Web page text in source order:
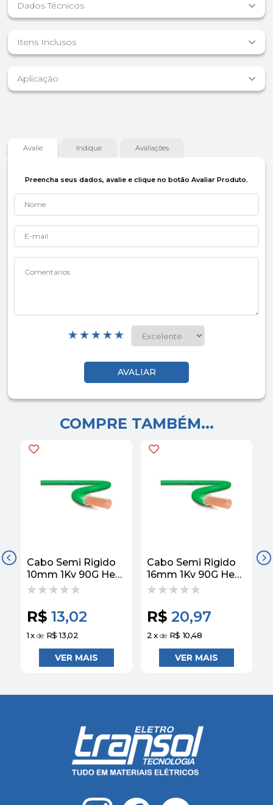
Dados Técnicos
Itens Inclusos
Aplicação
Avalie Indique Avaliações
Preencha seus dados, avalie e clique no botão Avaliar Produto.
COMPRE TAMBÉM...
Cabo Semi Rigido
10mm 1Kv 90G Hepr
Verde Corfio
R$ 13,02
1x de R$ 13,02
Cabo Semi Rigido
16mm 1Kv 90G Hepr
Verde Corfio
R$ 20,97
2x de R$ 10,48